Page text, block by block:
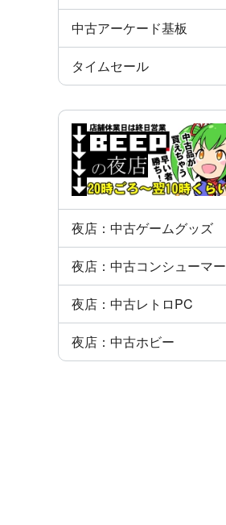
中古アーケード基板
タイムセール
夜店：中古ゲームグッズ
夜店：中古コンシューマー
夜店：中古レトロPC
夜店：中古ホビー